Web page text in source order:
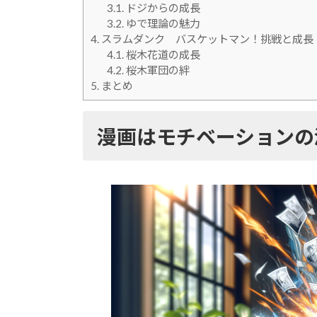
3.1.ドジからの成長
3.2.ゆで理論の魅力
4. スラムダンク バスケットマン！挑戦と成長
4.1.桜木花道の成長
4.2.桜木軍団の絆
5. まとめ
漫画はモチベーション